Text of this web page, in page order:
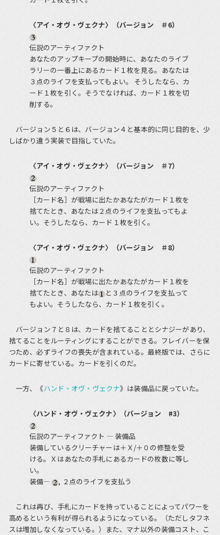
〈アイ・オヴ・ヴェクナ〉（バージョン ＃6）
伝説のアーティファクト
あなたのアップキープの開始時に、あなたのライブ
ラリーの一番上にあるカード１枚を見る。あなたは
３点のライフを支払ってもよい。 そうしたなら、カ
ード１枚を引く。そうでなければ、カード１枚を切
削する。
バージョン５と６は、バージョン４と基本的に同じ目的を、少
しばかり違う実装で目指していた。
〈アイ・オヴ・ヴェクナ〉（バージョン ＃7）
伝説のアーティファクト
［カード名］が戦場に出たかあなたがカード１枚を
捨てたとき、あなたは２点のライフを支払ってもよ
い。そうしたなら、カード１枚を引く。
〈アイ・オヴ・ヴェクナ〉（バージョン ＃8）
伝説のアーティファクト
［カード名］が戦場に出たかあなたがカード１枚を
捨てたとき、あなたは
と３点のライフを支払って
もよい。そうしたなら、カード１枚を引く。
バージョン７と８は、カードを捨てることとシナジーがあり、
捨てることをルーティングにすることができる。フレイバーを保
つため、必ずライフの喪失が含まれている。最終版では、さらに
カードに寄せている。カードを引くのだ。
一方、《ハンド・オヴ・ヴェクナ》は装備品に戻っていた。
〈ハンド・オヴ・ヴェクナ〉（バージョン #3）
伝説のアーティファクト ― 装備品
装備しているクリーチャーは＋Ｘ/＋０の修整を受
ける。Ｘはあなたの手札にあるカードの枚数に等し
い。
装備―
, ２点のライフを支払う
これは再び、手札にカードを持っていることによってパワーを
高めるという有利が得られるようになっている。（ただしタフネ
スは増加しなくなっている。）また、マナ以外の装備コスト、こ